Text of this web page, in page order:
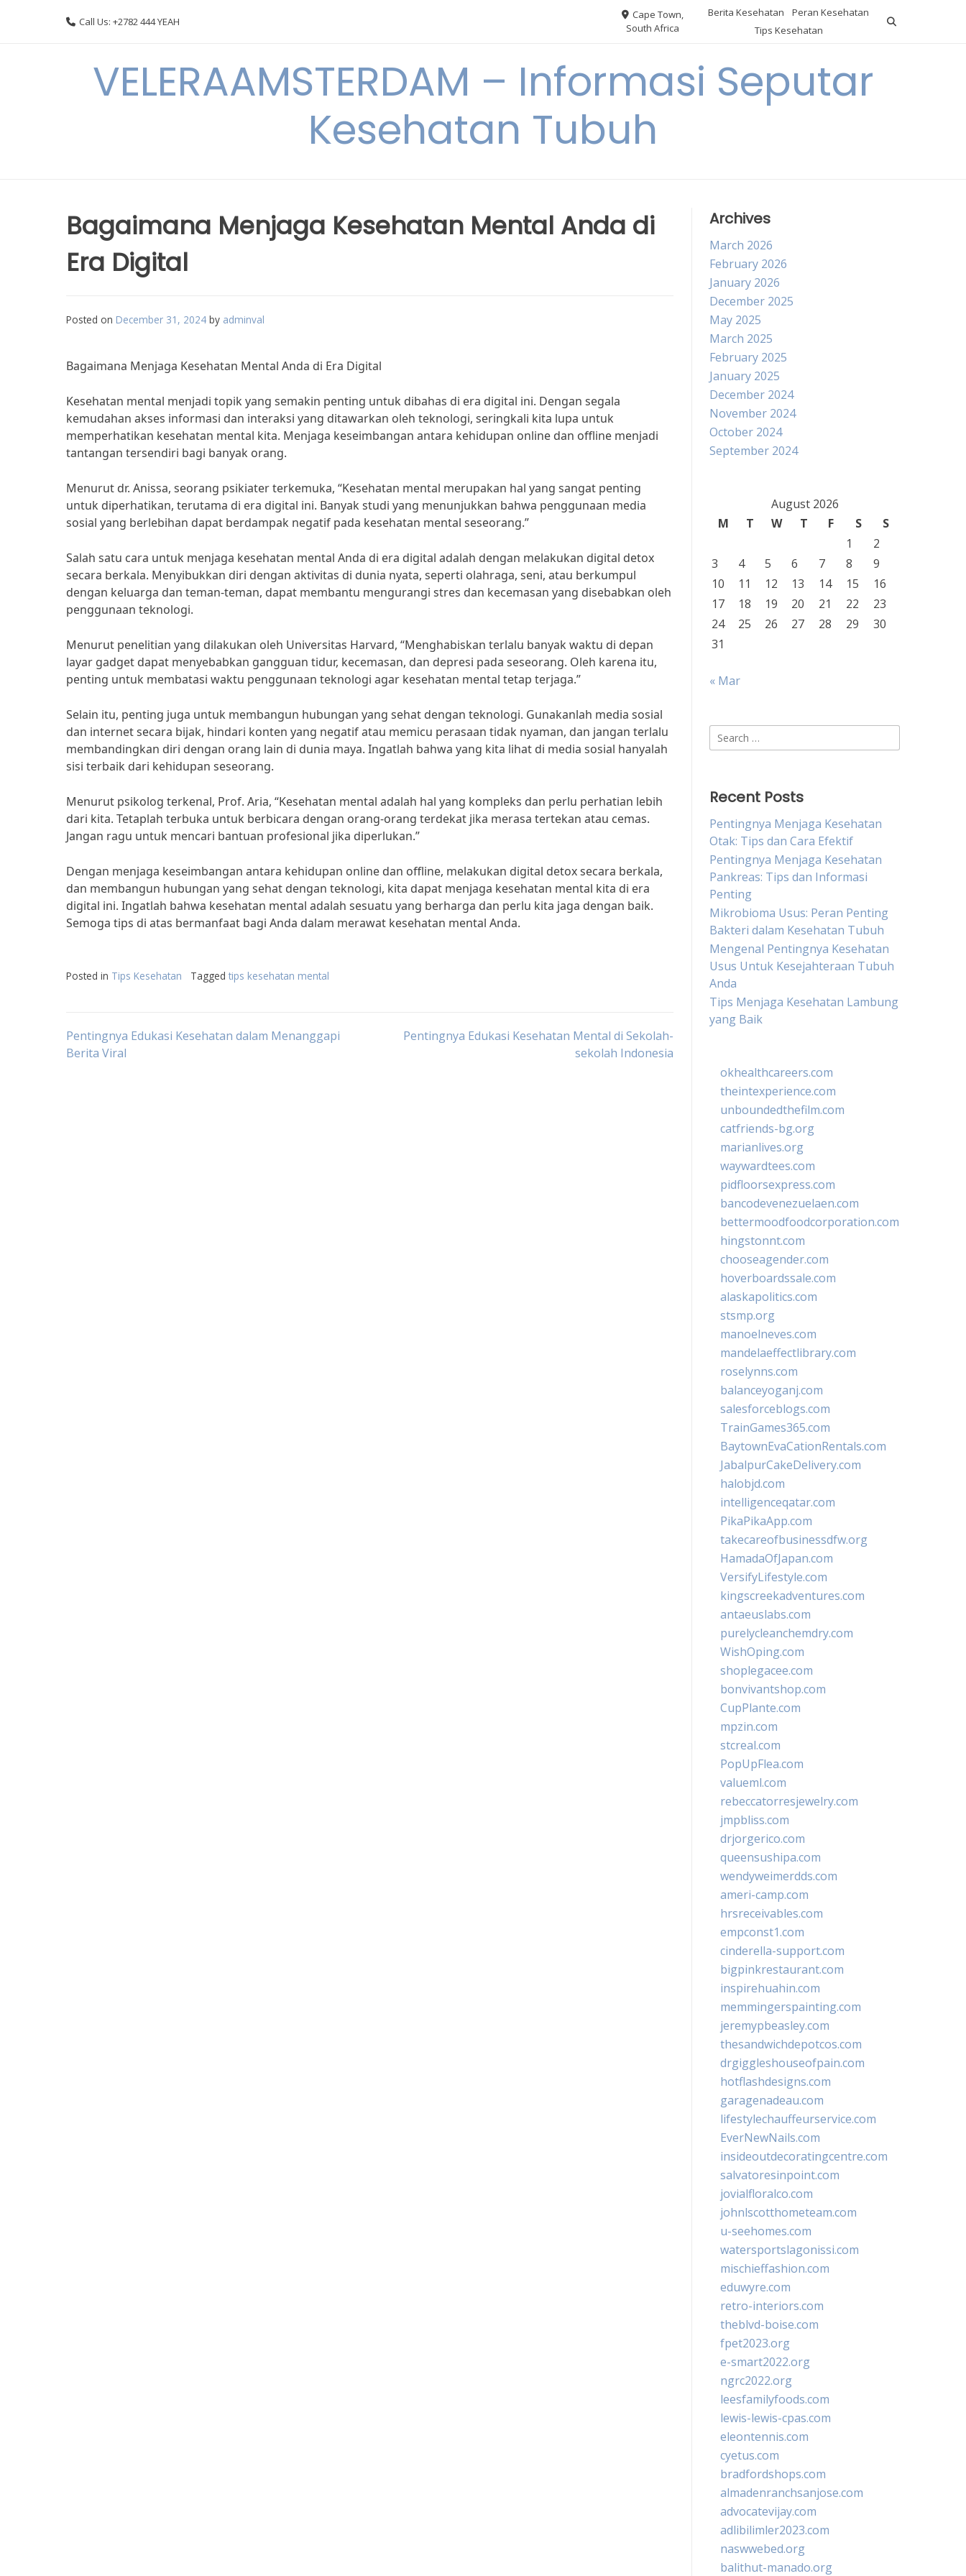
Call Us: +2782 444 YEAH
Cape Town,
South Africa
Berita Kesehatan
Peran Kesehatan
Tips Kesehatan
VELERAAMSTERDAM – Informasi Seputar
Kesehatan Tubuh
Bagaimana Menjaga Kesehatan Mental Anda di
Era Digital
Posted on December 31, 2024 by adminval
Bagaimana Menjaga Kesehatan Mental Anda di Era Digital
Kesehatan mental menjadi topik yang semakin penting untuk dibahas di era digital ini. Dengan segala
kemudahan akses informasi dan interaksi yang ditawarkan oleh teknologi, seringkali kita lupa untuk
memperhatikan kesehatan mental kita. Menjaga keseimbangan antara kehidupan online dan offline menjadi
tantangan tersendiri bagi banyak orang.
Menurut dr. Anissa, seorang psikiater terkemuka, “Kesehatan mental merupakan hal yang sangat penting
untuk diperhatikan, terutama di era digital ini. Banyak studi yang menunjukkan bahwa penggunaan media
sosial yang berlebihan dapat berdampak negatif pada kesehatan mental seseorang.”
Salah satu cara untuk menjaga kesehatan mental Anda di era digital adalah dengan melakukan digital detox
secara berkala. Menyibukkan diri dengan aktivitas di dunia nyata, seperti olahraga, seni, atau berkumpul
dengan keluarga dan teman-teman, dapat membantu mengurangi stres dan kecemasan yang disebabkan oleh
penggunaan teknologi.
Menurut penelitian yang dilakukan oleh Universitas Harvard, “Menghabiskan terlalu banyak waktu di depan
layar gadget dapat menyebabkan gangguan tidur, kecemasan, dan depresi pada seseorang. Oleh karena itu,
penting untuk membatasi waktu penggunaan teknologi agar kesehatan mental tetap terjaga.”
Selain itu, penting juga untuk membangun hubungan yang sehat dengan teknologi. Gunakanlah media sosial
dan internet secara bijak, hindari konten yang negatif atau memicu perasaan tidak nyaman, dan jangan terlalu
membandingkan diri dengan orang lain di dunia maya. Ingatlah bahwa yang kita lihat di media sosial hanyalah
sisi terbaik dari kehidupan seseorang.
Menurut psikolog terkenal, Prof. Aria, “Kesehatan mental adalah hal yang kompleks dan perlu perhatian lebih
dari kita. Tetaplah terbuka untuk berbicara dengan orang-orang terdekat jika merasa tertekan atau cemas.
Jangan ragu untuk mencari bantuan profesional jika diperlukan.”
Dengan menjaga keseimbangan antara kehidupan online dan offline, melakukan digital detox secara berkala,
dan membangun hubungan yang sehat dengan teknologi, kita dapat menjaga kesehatan mental kita di era
digital ini. Ingatlah bahwa kesehatan mental adalah sesuatu yang berharga dan perlu kita jaga dengan baik.
Semoga tips di atas bermanfaat bagi Anda dalam merawat kesehatan mental Anda.
Posted in Tips Kesehatan Tagged tips kesehatan mental
Post
Pentingnya Edukasi Kesehatan dalam Menanggapi
Berita Viral
Pentingnya Edukasi Kesehatan Mental di Sekolah-
sekolah Indonesia
Archives
March 2026
February 2026
January 2026
December 2025
May 2025
March 2025
February 2025
January 2025
December 2024
November 2024
October 2024
September 2024
August 2026
M
T W T F S
S
1
2
3
4 5 6 7 8
9
10
11 12 13 14 15
16
17
18 19 20 21 22
23
24
25 26 27 28 29
30
31
« Mar
Search
for:
Recent Posts
Pentingnya Menjaga Kesehatan
Otak: Tips dan Cara Efektif
Pentingnya Menjaga Kesehatan
Pankreas: Tips dan Informasi
Penting
Mikrobioma Usus: Peran Penting
Bakteri dalam Kesehatan Tubuh
Mengenal Pentingnya Kesehatan
Usus Untuk Kesejahteraan Tubuh
Anda
Tips Menjaga Kesehatan Lambung
yang Baik
okhealthcareers.com
theintexperience.com
unboundedthefilm.com
catfriends-bg.org
marianlives.org
waywardtees.com
pidfloorsexpress.com
bancodevenezuelaen.com
bettermoodfoodcorporation.com
hingstonnt.com
chooseagender.com
hoverboardssale.com
alaskapolitics.com
stsmp.org
manoelneves.com
mandelaeffectlibrary.com
roselynns.com
balanceyoganj.com
salesforceblogs.com
TrainGames365.com
BaytownEvaCationRentals.com
JabalpurCakeDelivery.com
halobjd.com
intelligenceqatar.com
PikaPikaApp.com
takecareofbusinessdfw.org
HamadaOfJapan.com
VersifyLifestyle.com
kingscreekadventures.com
antaeuslabs.com
purelycleanchemdry.com
WishOping.com
shoplegacee.com
bonvivantshop.com
CupPlante.com
mpzin.com
stcreal.com
PopUpFlea.com
valueml.com
rebeccatorresjewelry.com
jmpbliss.com
drjorgerico.com
queensushipa.com
wendyweimerdds.com
ameri-camp.com
hrsreceivables.com
empconst1.com
cinderella-support.com
bigpinkrestaurant.com
inspirehuahin.com
memmingerspainting.com
jeremypbeasley.com
thesandwichdepotcos.com
drgiggleshouseofpain.com
hotflashdesigns.com
garagenadeau.com
lifestylechauffeurservice.com
EverNewNails.com
insideoutdecoratingcentre.com
salvatoresinpoint.com
jovialfloralco.com
johnlscotthometeam.com
u-seehomes.com
watersportslagonissi.com
mischieffashion.com
eduwyre.com
retro-interiors.com
theblvd-boise.com
fpet2023.org
e-smart2022.org
ngrc2022.org
leesfamilyfoods.com
lewis-lewis-cpas.com
eleontennis.com
cyetus.com
bradfordshops.com
almadenranchsanjose.com
advocatevijay.com
adlibilimler2023.com
naswwebed.org
balithut-manado.org